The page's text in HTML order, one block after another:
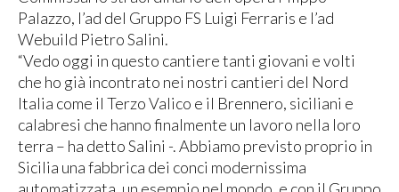
Palazzo, l’ad del Gruppo FS Luigi Ferraris e l’ad
Webuild Pietro Salini.
“Vedo oggi in questo cantiere tanti giovani e volti
che ho già incontrato nei nostri cantieri del Nord
Italia come il Terzo Valico e il Brennero, siciliani e
calabresi che hanno finalmente un lavoro nella loro
terra – ha detto Salini -. Abbiamo previsto proprio in
Sicilia una fabbrica dei conci modernissima